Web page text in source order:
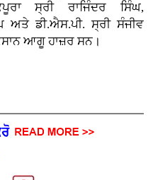
ਸ੍ਰੀ ਰਾਜਿੰਦਰ ਸਿੰਘ,
ਅਤੇ ਡੀ.ਐਸ.ਪੀ. ਸ੍ਰੀ ਸੰਜੀਵ
ਆਗੂ ਹਾਜ਼ਰ ਸਨ।